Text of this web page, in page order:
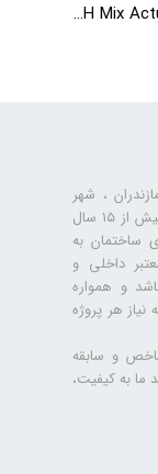
ماژول ترکیبی KNX هوشمند 17 کانال HDL 17CH Mix Actuator
مازندران ، شهر
ساری فعالیت خود را آغاز کرده است و امروز، با بیش از ۱۵ سال
ساختمان به
داخلی و
و همواره
هر پروژه
و سابقه
ما به کیفیت،